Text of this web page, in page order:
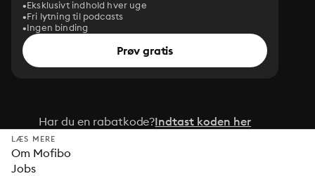
Eksklusivt indhold hver uge
Fri lytning til podcasts
Ingen binding
Prøv gratis
Har du en rabatkode?Indtast koden her
LÆS MERE
Om Mofibo
Jobs